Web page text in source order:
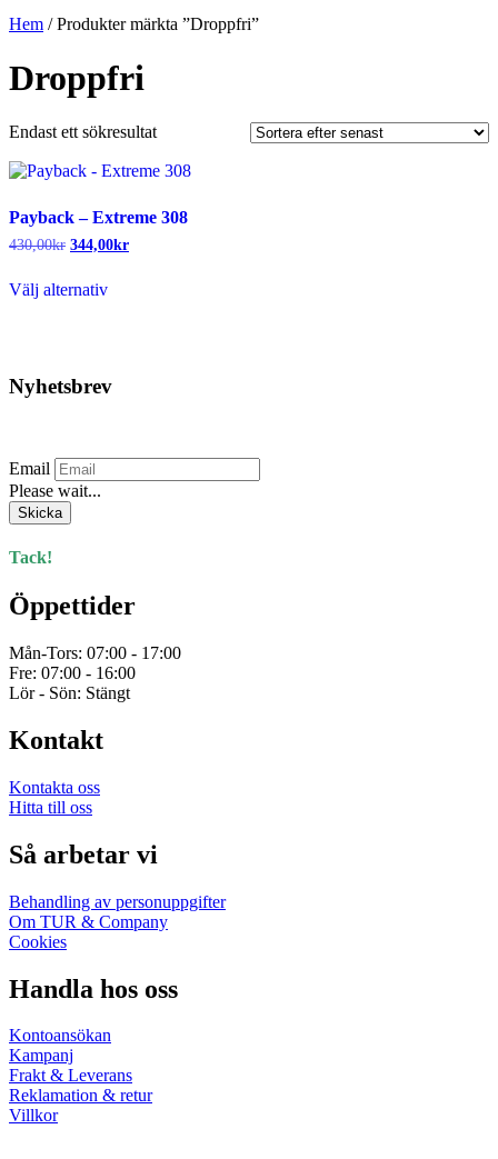
Hem / Produkter märkta ”Droppfri”
Droppfri
Endast ett sökresultat
Payback – Extreme 308
430,00kr 344,00kr
Välj alternativhär
De
Nyhetsbrev
Email
Please wait...
Skicka
Tack!
Öppettider
Mån-Tors: 07:00 - 17:00
Fre: 07:00 - 16:00
Lör - Sön: Stängt
Kontakt
Kontakta oss
Hitta till oss
Så arbetar vi
Behandling av personuppgifter
Om TUR & Company
Cookies
Handla hos oss
Kontoansökan
Kampanj
Frakt & Leverans
Reklamation & retur
Villkor